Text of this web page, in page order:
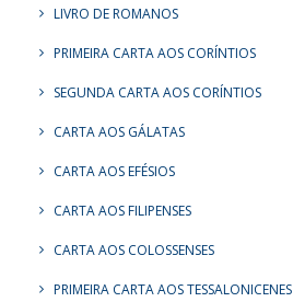
LIVRO DE ROMANOS
PRIMEIRA CARTA AOS CORÍNTIOS
SEGUNDA CARTA AOS CORÍNTIOS
CARTA AOS GÁLATAS
CARTA AOS EFÉSIOS
CARTA AOS FILIPENSES
CARTA AOS COLOSSENSES
PRIMEIRA CARTA AOS TESSALONICENES